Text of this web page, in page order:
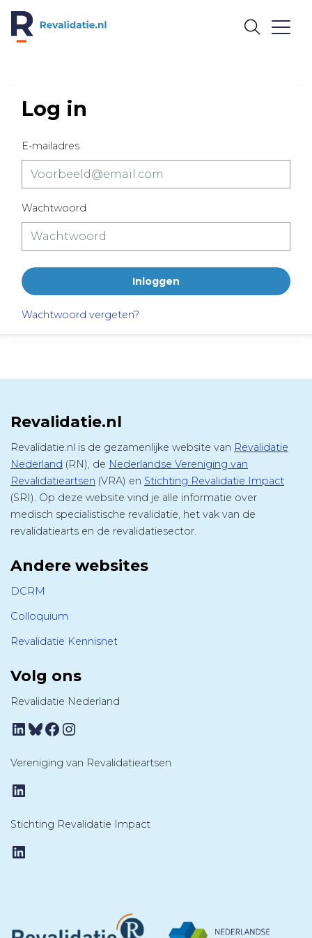
Log in
E-mailadres
Wachtwoord
Inloggen
Wachtwoord vergeten?
Revalidatie.nl
Revalidatie.nl is de gezamenlijke website van Revalidatie
Nederland (RN), de Nederlandse Vereniging van
Revalidatieartsen (VRA) en Stichting Revalidatie Impact
(SRI). Op deze website vind je alle informatie over
medisch specialistische revalidatie, het vak van de
revalidatiearts en de revalidatiesector.
Andere websites
DCRM
Colloquium
Revalidatie Kennisnet
Volg ons
Revalidatie Nederland
LinkedIn
Bluesky
Facebook
Instagram
Vereniging van Revalidatieartsen
LinkedIn
Stichting Revalidatie Impact
LinkedIn